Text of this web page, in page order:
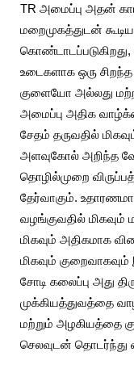
TR அமைப்பு அதன்
மறைமுகத்துடன்
உடைகளாக ஒரு
குளையோ அல்லது
அமைப்பு அதிக
சேதம் தருவதில்
அளவுகோல் அறிந்த
தொழில்முறை
தேர்வாகும்.
வழங்குவதில்
மிகவும் அதிகமாக
மிகவும்
சோடி கலைப்பு அது
முக்கியத்துவத்தை
மற்றும் அழகியத்தை
செலவுடன் தொடர்ந்து